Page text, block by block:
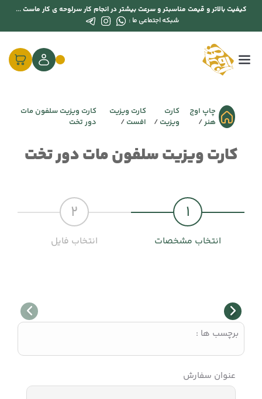
کیفیت بالاتر و قیمت مناسبتر و سرعت بیشتر در انجام کار سرلوحه ی کار ماست ...
شبکه اجتماعی ما :
چاپ اوج
هنر
کارت
ویزیت
کارت ویزیت
افست
کارت ویزیت سلفون مات
دور تخت
کارت ویزیت سلفون مات دور تخت
1
انتخاب مشخصات
2
انتخاب فایل
برچسب ها :
عنوان سفارش